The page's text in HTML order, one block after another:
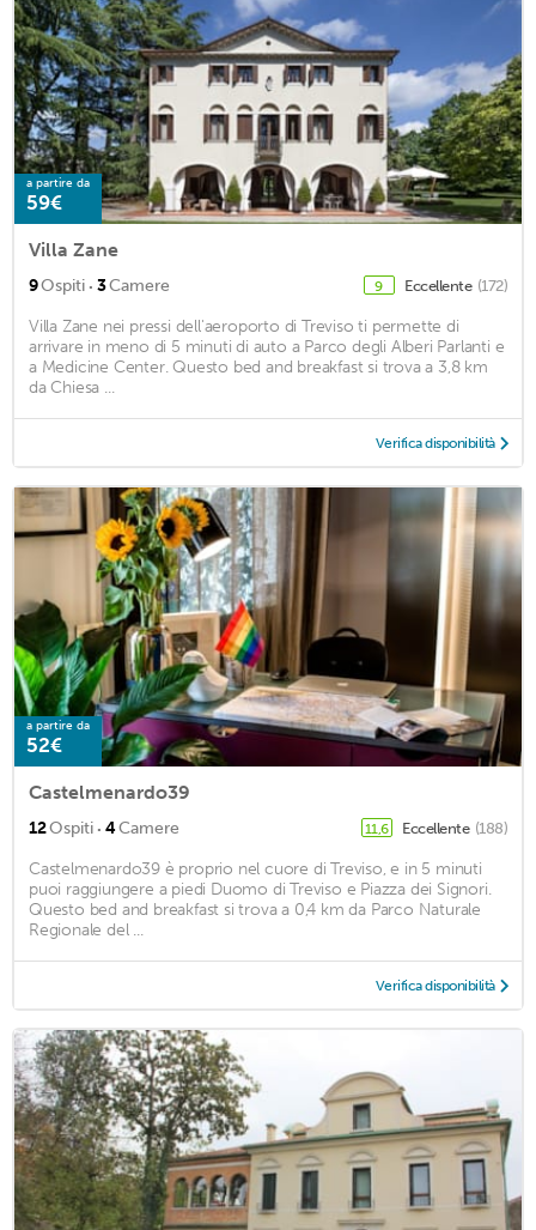
a partire da
59€
Villa Zane
9Ospiti · 3Camere 9 Eccellente (172)
Villa Zane nei pressi dell'aeroporto di Treviso ti permette di
arrivare in meno di 5 minuti di auto a Parco degli Alberi Parlanti e
a Medicine Center. Questo bed and breakfast si trova a 3,8 km
da Chiesa ...
Verifica disponibilità
a partire da
52€
Castelmenardo39
12Ospiti · 4Camere 11,6 Eccellente (188)
Castelmenardo39 è proprio nel cuore di Treviso, e in 5 minuti
puoi raggiungere a piedi Duomo di Treviso e Piazza dei Signori.
Questo bed and breakfast si trova a 0,4 km da Parco Naturale
Regionale del ...
Verifica disponibilità